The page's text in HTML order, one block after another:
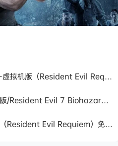
生化危机9：安魂曲-虚拟机版（Resident Evil Requiem HYPERVISOR）免安装中文版
《生化危机7：黄金版/Resident Evil 7 Biohazard》免安装中文版
生化危机9：安魂曲（Resident Evil Requiem）免安装中文版